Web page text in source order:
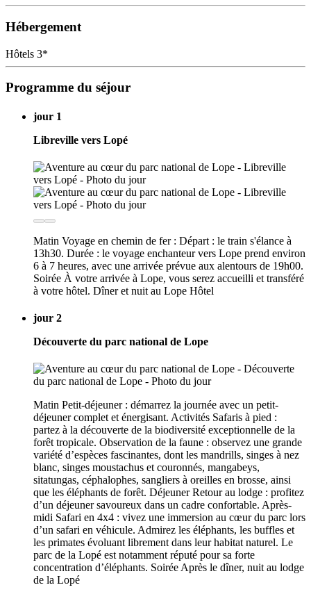
Hébergement
Hôtels 3*
Programme du séjour
jour 1
Libreville vers Lopé
Matin Voyage en chemin de fer : Départ : le train s'élance à
13h30. Durée : le voyage enchanteur vers Lope prend environ
6 à 7 heures, avec une arrivée prévue aux alentours de 19h00.
Soirée À votre arrivée à Lope, vous serez accueilli et transféré
à votre hôtel. Dîner et nuit au Lope Hôtel
jour 2
Découverte du parc national de Lope
Matin Petit-déjeuner : démarrez la journée avec un petit-
déjeuner complet et énergisant. Activités Safaris à pied :
partez à la découverte de la biodiversité exceptionnelle de la
forêt tropicale. Observation de la faune : observez une grande
variété d’espèces fascinantes, dont les mandrills, singes à nez
blanc, singes moustachus et couronnés, mangabeys,
sitatungas, céphalophes, sangliers à oreilles en brosse, ainsi
que les éléphants de forêt. Déjeuner Retour au lodge : profitez
d’un déjeuner savoureux dans un cadre confortable. Après-
midi Safari en 4x4 : vivez une immersion au cœur du parc lors
d’un safari en véhicule. Admirez les éléphants, les buffles et
les primates évoluant librement dans leur habitat naturel. Le
parc de la Lopé est notamment réputé pour sa forte
concentration d’éléphants. Soirée Après le dîner, nuit au lodge
de la Lopé